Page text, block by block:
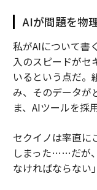
AIが問題を物
私がAIについて書
入のスピードがセ
いるという点だ。
み、そのデータが
ま、AIツールを採
セクイノは率直に
しまった……だが
なければならない」